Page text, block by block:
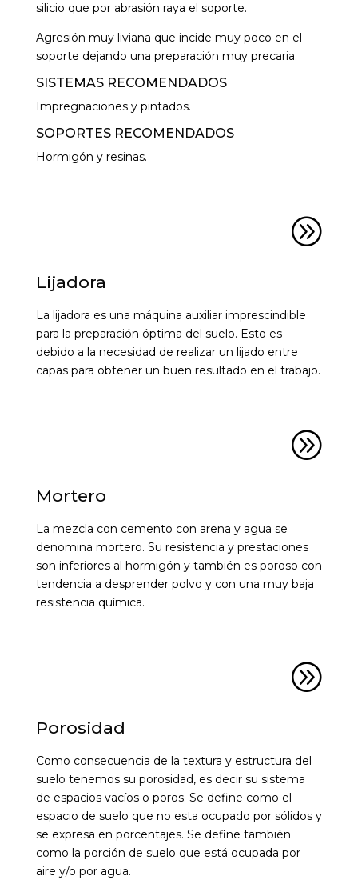
silicio que por abrasión raya el soporte.
Agresión muy liviana que incide muy poco en el
soporte dejando una preparación muy precaria.
SISTEMAS RECOMENDADOS
Impregnaciones y pintados.
SOPORTES RECOMENDADOS
Hormigón y resinas.
A
Lijadora
La lijadora es una máquina auxiliar imprescindible
para la preparación óptima del suelo. Esto es
debido a la necesidad de realizar un lijado entre
capas para obtener un buen resultado en el trabajo.
A
Mortero
La mezcla con cemento con arena y agua se
denomina mortero. Su resistencia y prestaciones
son inferiores al hormigón y también es poroso con
tendencia a desprender polvo y con una muy baja
resistencia química.
A
Porosidad
Como consecuencia de la textura y estructura del
suelo tenemos su porosidad, es decir su sistema
de espacios vacíos o poros. Se define como el
espacio de suelo que no esta ocupado por sólidos y
se expresa en porcentajes. Se define también
como la porción de suelo que está ocupada por
aire y/o por agua.